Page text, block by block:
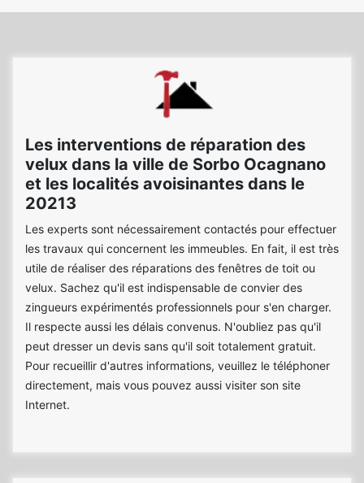
Les interventions de réparation des
velux dans la ville de Sorbo Ocagnano
et les localités avoisinantes dans le
20213
Les experts sont nécessairement contactés pour effectuer
les travaux qui concernent les immeubles. En fait, il est très
utile de réaliser des réparations des fenêtres de toit ou
velux. Sachez qu'il est indispensable de convier des
zingueurs expérimentés professionnels pour s'en charger.
Il respecte aussi les délais convenus. N'oubliez pas qu'il
peut dresser un devis sans qu'il soit totalement gratuit.
Pour recueillir d'autres informations, veuillez le téléphoner
directement, mais vous pouvez aussi visiter son site
Internet.